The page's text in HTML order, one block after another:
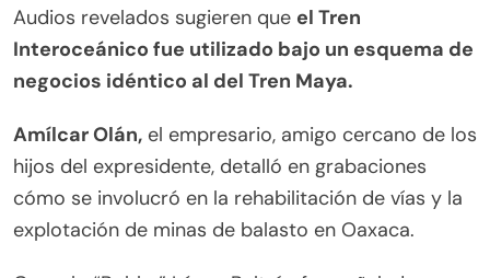
Audios revelados sugieren que el Tren
Interoceánico fue utilizado bajo un esquema de
negocios idéntico al del Tren Maya.
Amílcar Olán, el empresario, amigo cercano de los
hijos del expresidente, detalló en grabaciones
cómo se involucró en la rehabilitación de vías y la
explotación de minas de balasto en Oaxaca.